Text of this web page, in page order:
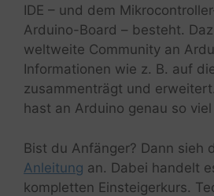
IDE – und dem
Arduino-Board – besteht.
weltweite Community an
Informationen wie z. B. auf
zusammenträgt und
hast an Arduino genau so
Bist du Anfänger? Dann sieh
Anleitung an. Dabei handelt
kompletten Einsteigerkurs.